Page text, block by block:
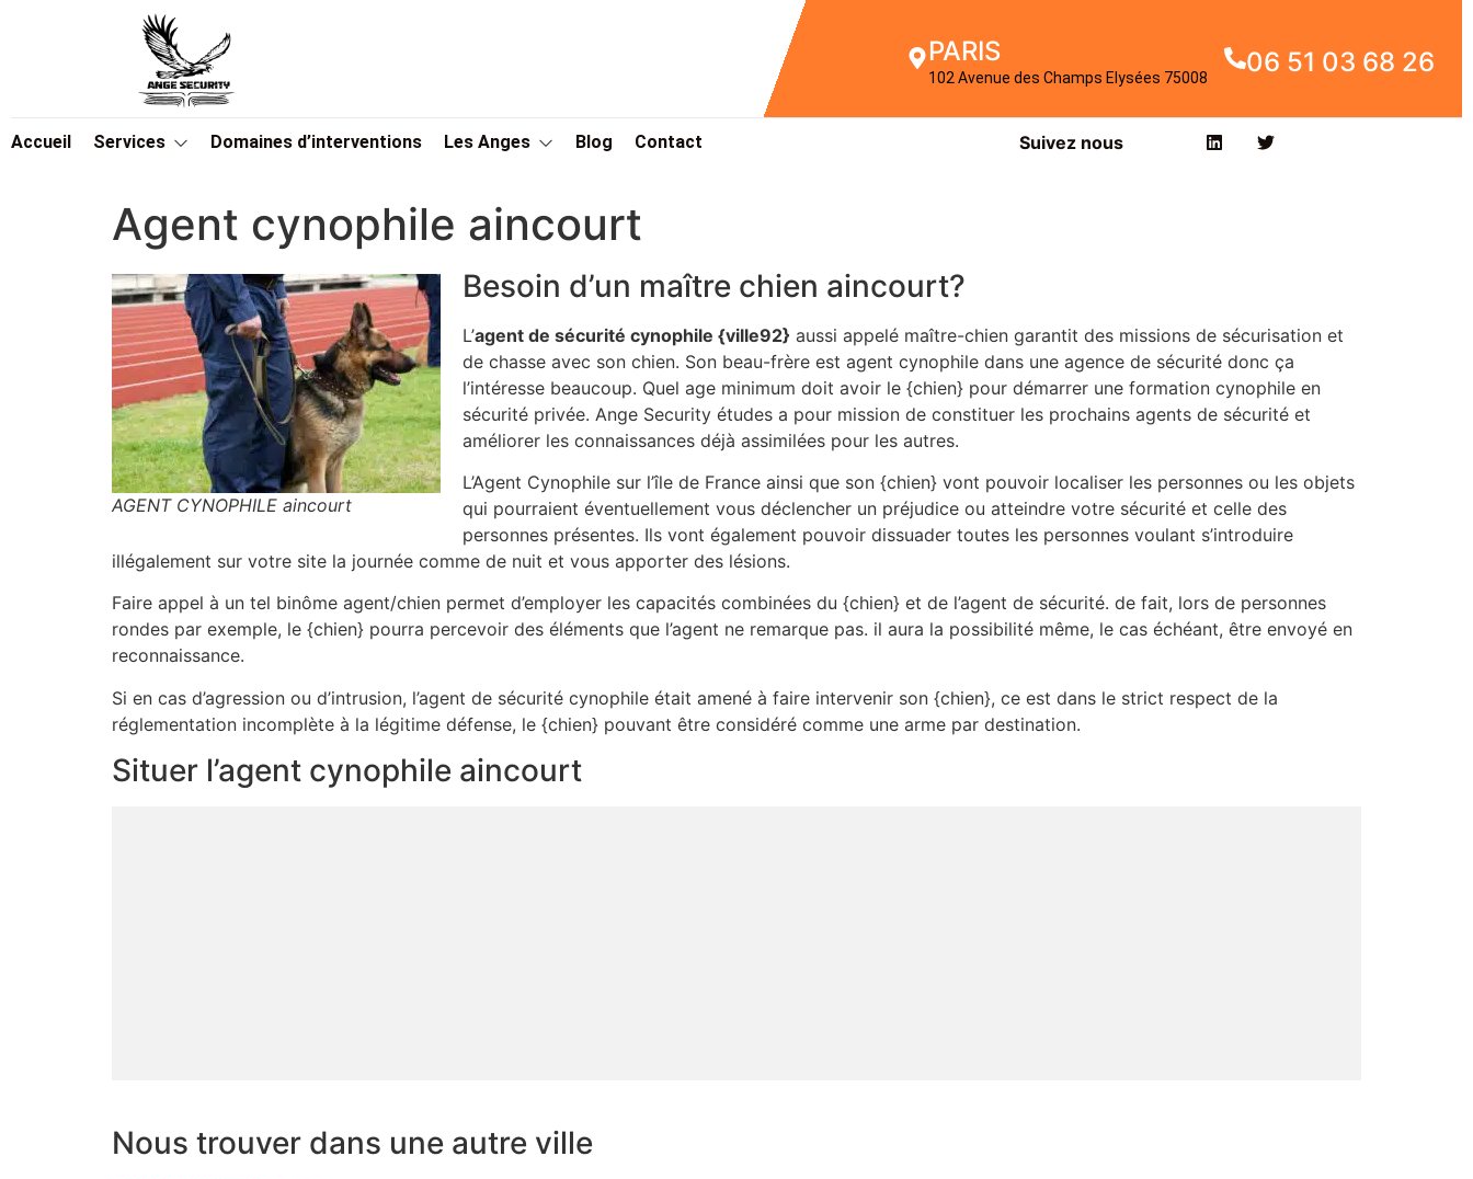
PARIS
102 Avenue des Champs Elysées 75008 06 51 03 68 26
Accueil Services Domaines d’interventions Les Anges Blog Contact Suivez nous
Agent cynophile aincourt
AGENT CYNOPHILE aincourt
Besoin d’un maître chien aincourt?
L’agent de sécurité cynophile {ville92} aussi appelé maître-chien garantit des missions de sécurisation et
de chasse avec son chien. Son beau-frère est agent cynophile dans une agence de sécurité donc ça
l’intéresse beaucoup. Quel age minimum doit avoir le {chien} pour démarrer une formation cynophile en
sécurité privée. Ange Security études a pour mission de constituer les prochains agents de sécurité et
améliorer les connaissances déjà assimilées pour les autres.
L’Agent Cynophile sur l’île de France ainsi que son {chien} vont pouvoir localiser les personnes ou les objets
qui pourraient éventuellement vous déclencher un préjudice ou atteindre votre sécurité et celle des
personnes présentes. Ils vont également pouvoir dissuader toutes les personnes voulant s’introduire
illégalement sur votre site la journée comme de nuit et vous apporter des lésions.
Faire appel à un tel binôme agent/chien permet d’employer les capacités combinées du {chien} et de l’agent de sécurité. de fait, lors de personnes
rondes par exemple, le {chien} pourra percevoir des éléments que l’agent ne remarque pas. il aura la possibilité même, le cas échéant, être envoyé en
reconnaissance.
Si en cas d’agression ou d’intrusion, l’agent de sécurité cynophile était amené à faire intervenir son {chien}, ce est dans le strict respect de la
réglementation incomplète à la légitime défense, le {chien} pouvant être considéré comme une arme par destination.
Situer l’agent cynophile aincourt
Nous trouver dans une autre ville